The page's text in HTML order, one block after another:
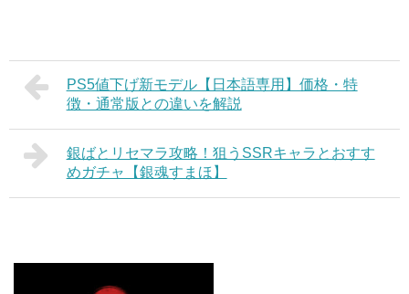
PS5値下げ新モデル【日本語専用】価格・特
徴・通常版との違いを解説
銀ばとリセマラ攻略！狙うSSRキャラとおすす
めガチャ【銀魂すまほ】